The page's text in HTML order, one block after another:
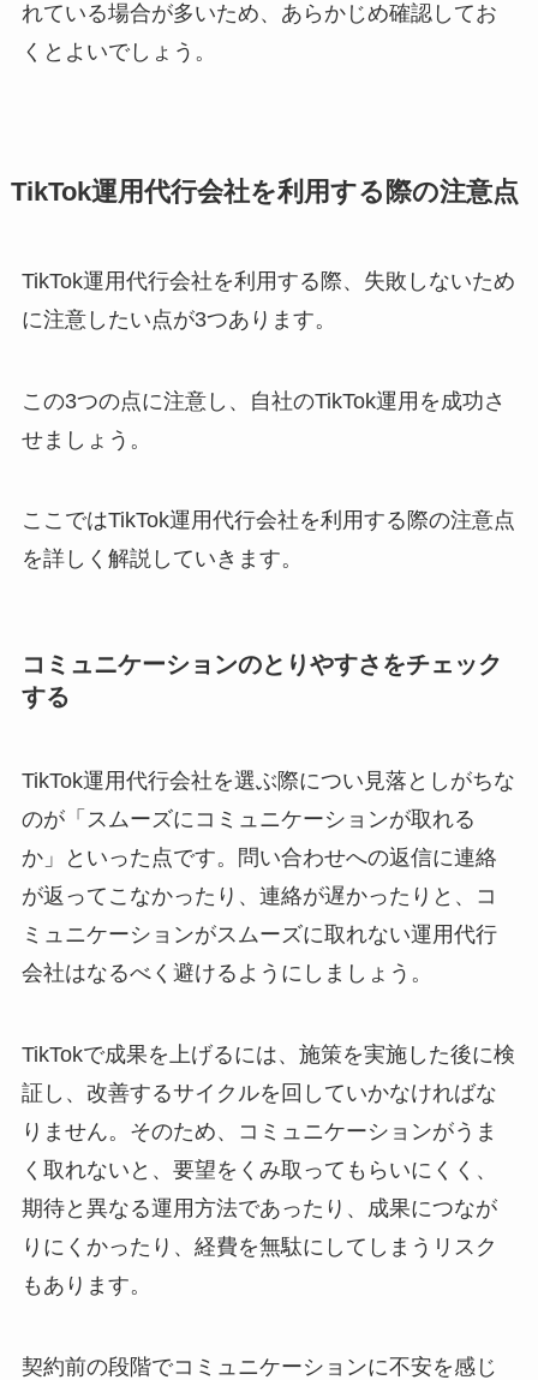
れている場合が多いため、あらかじめ確認してお
くとよいでしょう。
TikTok運用代行会社を利用する際の注意点
TikTok運用代行会社を利用する際、失敗しないため
に注意したい点が3つあります。
この3つの点に注意し、自社のTikTok運用を成功さ
せましょう。
ここではTikTok運用代行会社を利用する際の注意点
を詳しく解説していきます。
コミュニケーションのとりやすさをチェック
する
TikTok運用代行会社を選ぶ際につい見落としがちな
のが「スムーズにコミュニケーションが取れる
か」といった点です。問い合わせへの返信に連絡
が返ってこなかったり、連絡が遅かったりと、コ
ミュニケーションがスムーズに取れない運用代行
会社はなるべく避けるようにしましょう。
TikTokで成果を上げるには、施策を実施した後に検
証し、改善するサイクルを回していかなければな
りません。そのため、コミュニケーションがうま
く取れないと、要望をくみ取ってもらいにくく、
期待と異なる運用方法であったり、成果につなが
りにくかったり、経費を無駄にしてしまうリスク
もあります。
契約前の段階でコミュニケーションに不安を感じ